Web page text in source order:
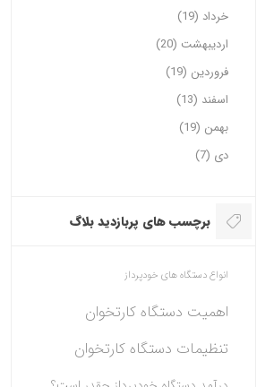
خرداد (19)
اردیبهشت (20)
فروردین (19)
اسفند (13)
بهمن (19)
دی (7)
برچسب های پربازدید بلاگ
انواع دستگاه های خودپرداز
اهمیت دستگاه کارتخوان
تنظیمات دستگاه کارتخوان